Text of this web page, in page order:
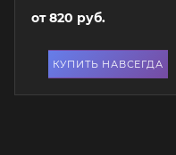
от820 руб.
КУПИТЬ НАВСЕГДА